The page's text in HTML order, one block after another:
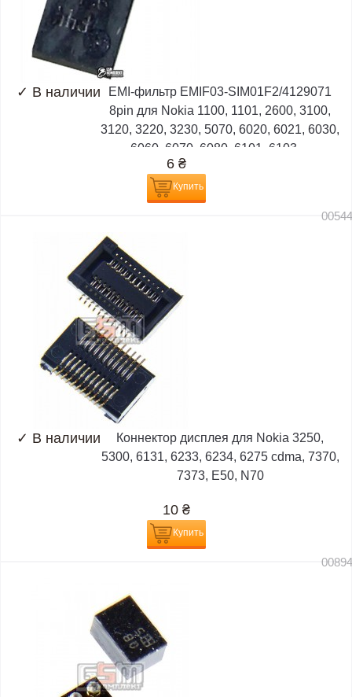
✓ В наличии
EMI-фильтр EMIF03-SIM01F2/4129071
8pin для Nokia 1100, 1101, 2600, 3100,
3120, 3220, 3230, 5070, 6020, 6021, 6030,
6060, 6070, 6080, 6101, 6103,...
6 ₴
Купить
✓ В наличии
Коннектор дисплея для Nokia 3250,
5300, 6131, 6233, 6234, 6275 cdma, 7370,
7373, E50, N70
10 ₴
Купить